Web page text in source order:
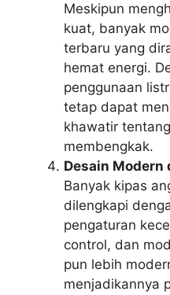
Meskipun
kuat, banyak
terbaru yang
hemat energi.
penggunaan
tetap dapat
khawatir
membengkak.
Desain Modern
Banyak kipas
dilengkapi
pengaturan
control, dan
pun lebih
menjadikannya